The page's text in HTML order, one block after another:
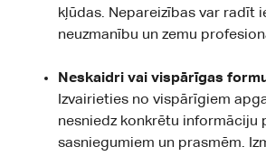
kļūdas. Nepareizības var radīt
neuzmanību un zemu
Neskaidri vai vispārīgas
Izvairieties no vispārīgiem
nesniedz konkrētu informāciju
sasniegumiem un prasmēm.